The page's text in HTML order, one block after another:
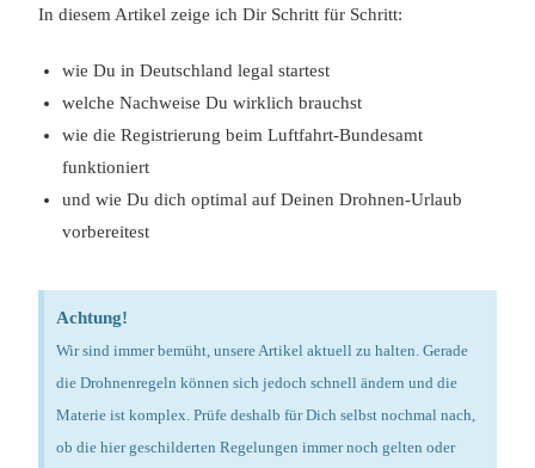
In diesem Artikel zeige ich Dir Schritt für Schritt:
wie Du in Deutschland legal startest
welche Nachweise Du wirklich brauchst
wie die Registrierung beim Luftfahrt-Bundesamt
funktioniert
und wie Du dich optimal auf Deinen Drohnen-Urlaub
vorbereitest
Achtung!
Wir sind immer bemüht, unsere Artikel aktuell zu halten. Gerade
die Drohnenregeln können sich jedoch schnell ändern und die
Materie ist komplex. Prüfe deshalb für Dich selbst nochmal nach,
ob die hier geschilderten Regelungen immer noch gelten oder